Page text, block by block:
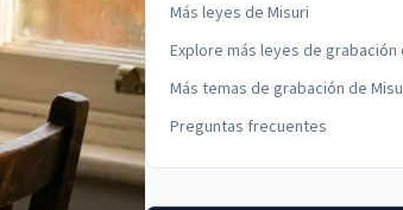
Más leyes de Misuri
Explore más leyes de grabación
Más temas de grabación de
Preguntas frecuentes